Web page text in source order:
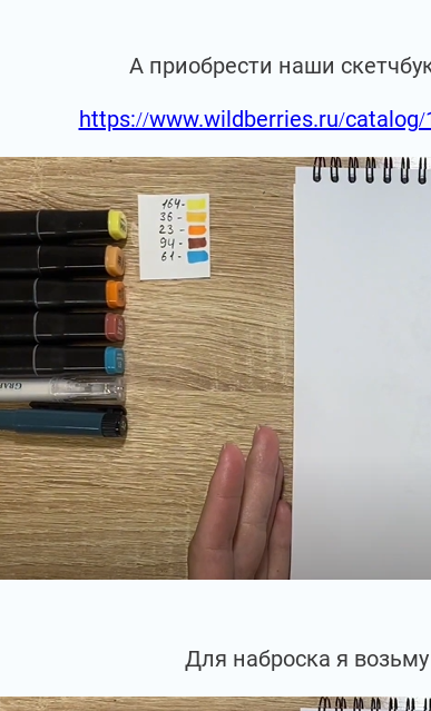
А приобрести наши
https://www.wildberries.ru/
Для наброска я